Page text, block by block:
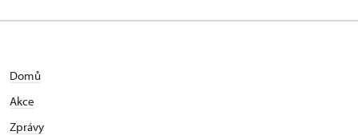
Domů
Akce
Zprávy